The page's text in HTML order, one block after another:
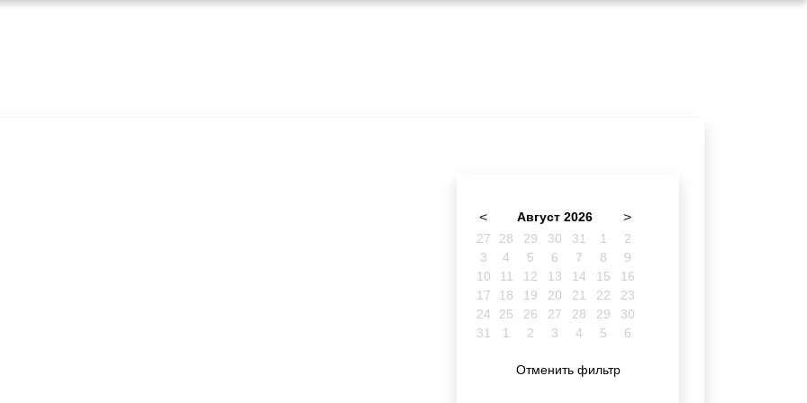
< Август 2026 >
27 28 29 30 31 1
2
3
4 5 6 7 8
9
10
11 12 13 14 15
16
17
18 19 20 21 22
23
24
25 26 27 28 29
30
31
1 2 3 4 5 6
Отменить фильтр